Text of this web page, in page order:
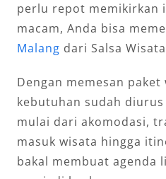
perlu repot memikirkan
macam, Anda bisa
Malang dari Salsa
Dengan memesan paket
kebutuhan sudah
mulai dari akomodasi,
masuk wisata hingga
bakal membuat agenda